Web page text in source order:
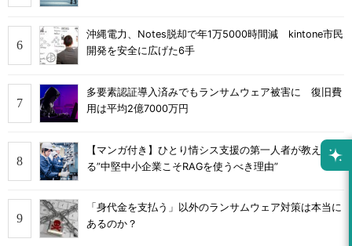
沖縄電力、Notes脱却で年1万5000時間減 kintone市民
開発を安全に広げた6手
多要素認証導入済みでもランサムウェア被害に 復旧費
用は平均2億7000万円
【マンガ付き】ひとり情シス支援の第一人者が教え
る”中堅中小企業こそRAGを使うべき理由”
「身代金を支払う」以外のランサムウェア対策は本当に
あるのか？